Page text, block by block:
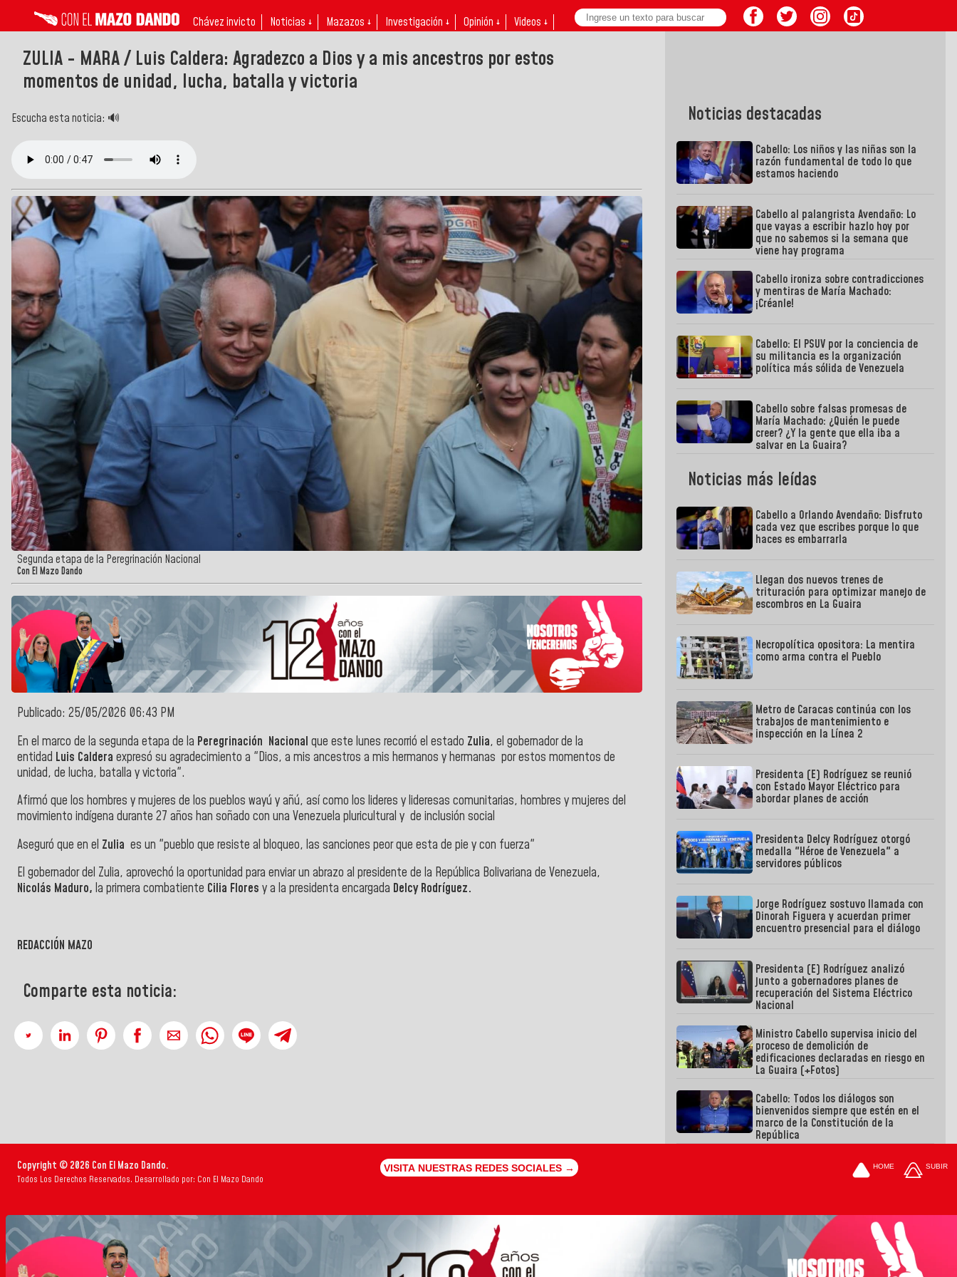
Chávez invicto Noticias ↓ Mazazos ↓ Investigación ↓ Opinión ↓ Videos ↓
ZULIA - MARA / Luis Caldera: Agradezco a Dios y a mis ancestros por estos
momentos de unidad, lucha, batalla y victoria
Escucha esta noticia: 🔊
Segunda etapa de la Peregrinación Nacional
Con El Mazo Dando
Publicado: 25/05/2026 06:43 PM
En el marco de la segunda etapa de la Peregrinación Nacional que este lunes recorrió el estado Zulia, el gobernador de la
entidad Luis Caldera expresó su agradecimiento a "Dios, a mis ancestros a mis hermanos y hermanas por estos momentos de
unidad, de lucha, batalla y victoria".
Afirmó que los hombres y mujeres de los pueblos wayú y añú, así como los lideres y lideresas comunitarias, hombres y mujeres del
movimiento indígena durante 27 años han soñado con una Venezuela pluricultural y de inclusión social
Aseguró que en el Zulia es un "pueblo que resiste al bloqueo, las sanciones peor que esta de pie y con fuerza"
El gobernador del Zulia, aprovechó la oportunidad para enviar un abrazo al presidente de la República Bolivariana de Venezuela,
Nicolás Maduro, la primera combatiente Cilia Flores y a la presidenta encargada Delcy Rodríguez.
REDACCIÓN MAZO
Comparte esta noticia:
Noticias destacadas
Cabello: Los niños y las niñas son la
razón fundamental de todo lo que
estamos haciendo
Cabello al palangrista Avendaño: Lo
que vayas a escribir hazlo hoy por
que no sabemos si la semana que
viene hay programa
Cabello ironiza sobre contradicciones
y mentiras de María Machado:
¡Créanle!
Cabello: El PSUV por la conciencia de
su militancia es la organización
política más sólida de Venezuela
Cabello sobre falsas promesas de
María Machado: ¿Quién le puede
creer? ¿Y la gente que ella iba a
salvar en La Guaira?
Noticias más leídas
Cabello a Orlando Avendaño: Disfruto
cada vez que escribes porque lo que
haces es embarrarla
Llegan dos nuevos trenes de
trituración para optimizar manejo de
escombros en La Guaira
Necropolítica opositora: La mentira
como arma contra el Pueblo
Metro de Caracas continúa con los
trabajos de mantenimiento e
inspección en la Línea 2
Presidenta (E) Rodríguez se reunió
con Estado Mayor Eléctrico para
abordar planes de acción
Presidenta Delcy Rodríguez otorgó
medalla "Héroe de Venezuela" a
servidores públicos
Jorge Rodríguez sostuvo llamada con
Dinorah Figuera y acuerdan primer
encuentro presencial para el diálogo
Presidenta (E) Rodríguez analizó
junto a gobernadores planes de
recuperación del Sistema Eléctrico
Nacional
Ministro Cabello supervisa inicio del
proceso de demolición de
edificaciones declaradas en riesgo en
La Guaira (+Fotos)
Cabello: Todos los diálogos son
bienvenidos siempre que estén en el
marco de la Constitución de la
República
Copyright © 2026 Con El Mazo Dando.
Todos Los Derechos Reservados. Desarrollado por: Con El Mazo Dando
VISITA NUESTRAS REDES SOCIALES → HOME SUBIR